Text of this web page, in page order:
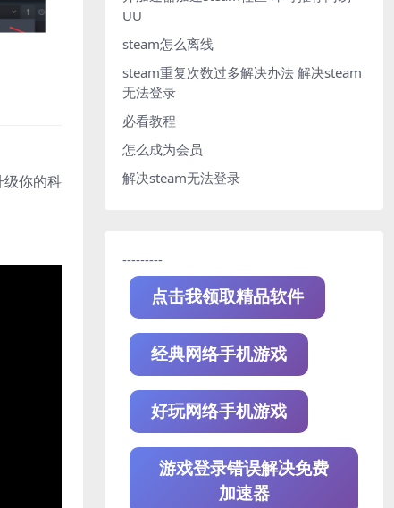
级你的科
UU
steam怎么离线
steam重复次数过多解决办法 解决steam
无法登录
必看教程
怎么成为会员
解决steam无法登录
---------
点击我领取精品软件
经典网络手机游戏
好玩网络手机游戏
游戏登录错误解决免费
加速器